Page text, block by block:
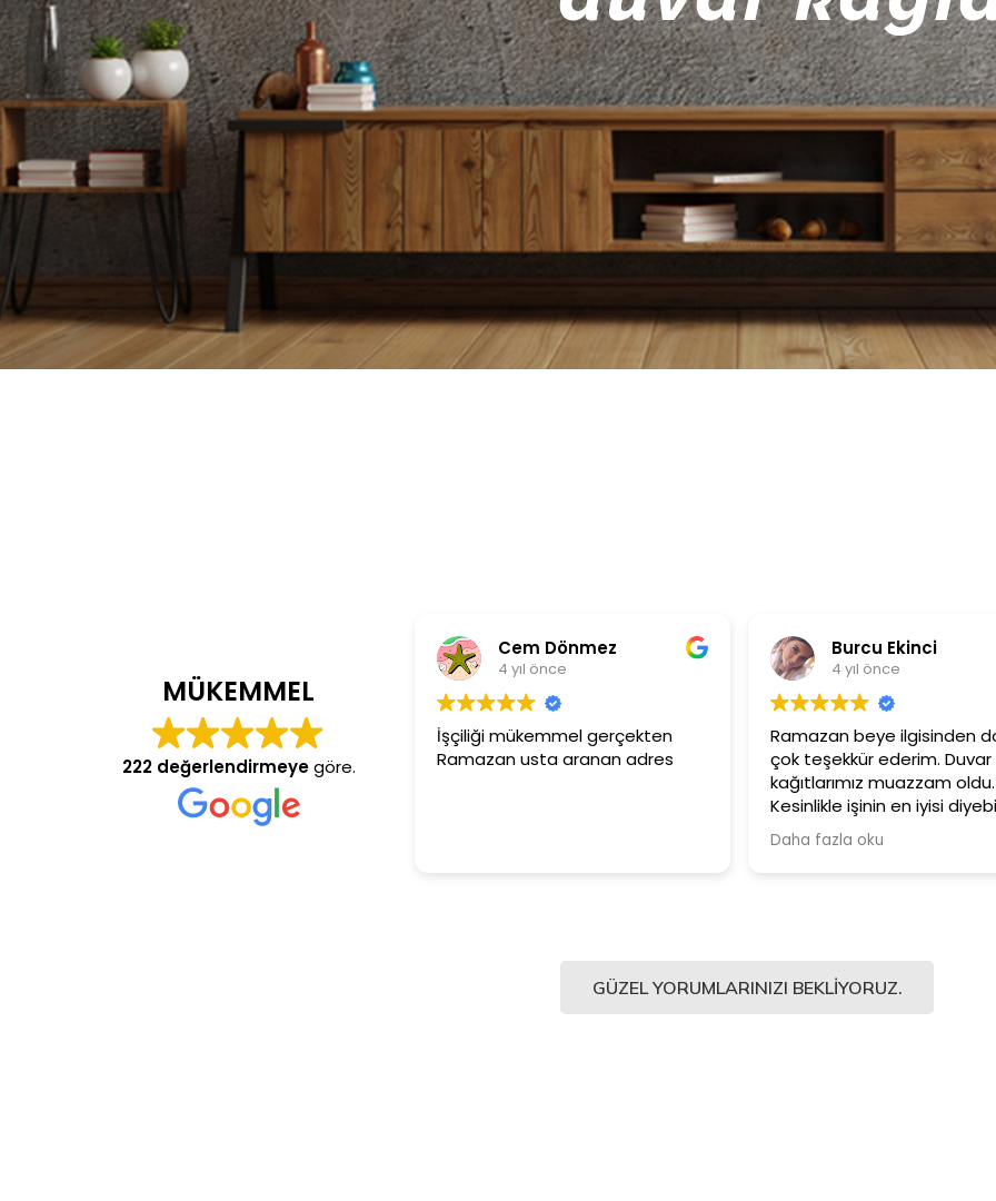
MÜKEMMEL
222 değerlendirmeyegöre.
İşçiliği mükemmel gerçekten
Ramazan usta aranan adres
Burcu Ekinci
Ramazan beye ilgisinden dolayı
çok teşekkür ederim. Duvar
kağıtlarımız muazzam oldu.
Kesinlikle işinin en iyisi diyebilirim.
Şiddetle tavsiye ediyorum.
Ürünler
Güler
GÜZEL YORUMLARINIZI BEKLIYORUZ.